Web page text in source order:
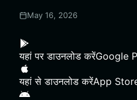
May 16, 2026
यहां पर डाउनलोड करेंGoogle
यहां से डाउनलोड करेंApp